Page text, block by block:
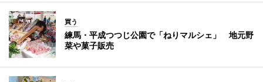
買う
練馬・平成つつじ公園で「ねりマルシェ」 地元野
菜や菓子販売